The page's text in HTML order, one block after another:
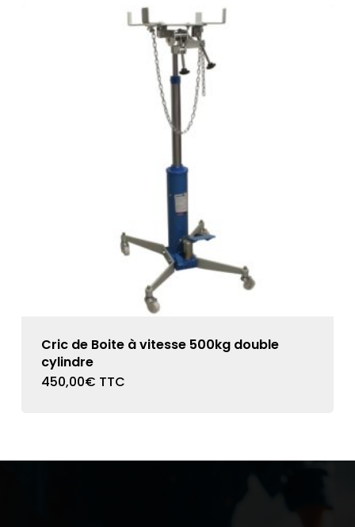
Cric de Boite à vitesse 500kg double
cylindre
450,00€ TTC